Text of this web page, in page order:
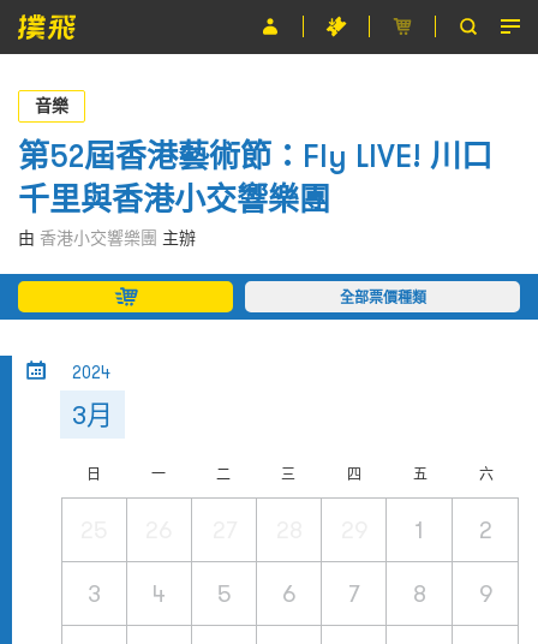
節目
主辦單位
關於撲飛
條款及細則
EN
音樂
第52屆香港藝術節：Fly LIVE! 川口
千里與香港小交響樂團
由 香港小交響樂團 主辦
全部票價種類
2024
3月
日 一 二 三 四 五 六
1 2
3 4 5 6 7 8 9